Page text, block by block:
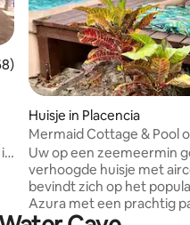
beoordeling van 4,95 op 5,
Huisje in Placencia
Mermaid Cottage & Pool
in Placencia
Uw op een zeemeermin
verhoogde huisje met
bevindt zich op het
Azura met een prachtig
wuivende palmen en een